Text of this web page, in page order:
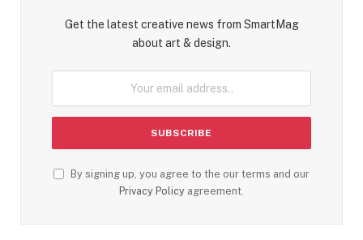
Get the latest creative news from SmartMag
about art & design.
By signing up, you agree to the our terms and our
Privacy Policy agreement.